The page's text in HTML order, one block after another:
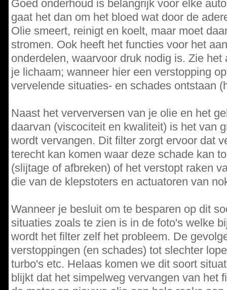
Goed onderhoud is belangrijk voor elke
gaat het dan om het bloed wat door de
Olie smeert, reinigt en koelt, maar moet
stromen. Ook heeft het functies voor het
onderdelen, waarvoor druk nodig is. Zie
je lichaam; wanneer hier een verstopping
vervelende situaties- en schades ontstaan
Naast het ververversen van je olie en het
daarvan (viscociteit en kwaliteit) is het van
wordt vervangen. Dit filter zorgt ervoor dat
terecht kan komen waar deze schade kan
(slijtage of afbreken) of het verstopt raken
die van de klepstoters en actuatoren van
Wanneer je besluit om te besparen op dit
situaties zoals te zien is in de foto's welke
wordt het filter zelf het probleem. De
verstoppingen (en schades) tot slechter
turbo's etc. Helaas komen we dit soort
blijkt dat het simpelweg vervangen van het